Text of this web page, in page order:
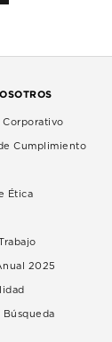
Corporativo
Cumplimiento
Ética
2025
Búsqueda